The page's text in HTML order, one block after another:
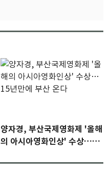
양자경, 부산국제영화제 '올해
의 아시아영화인상' 수상…15